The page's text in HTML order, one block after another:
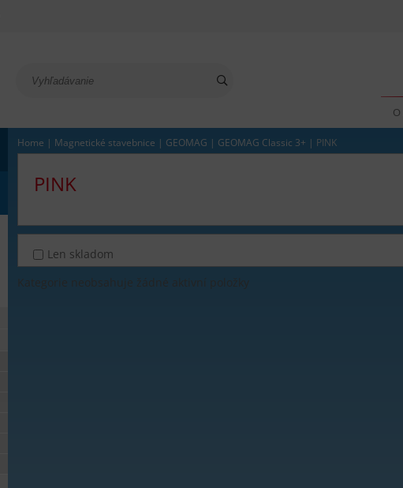
Home | Magnetické stavebnice | GEOMAG | GEOMAG Classic 3+ | PINK
PINK
Len skladom
Kategorie neobsahuje žádné aktivní položky